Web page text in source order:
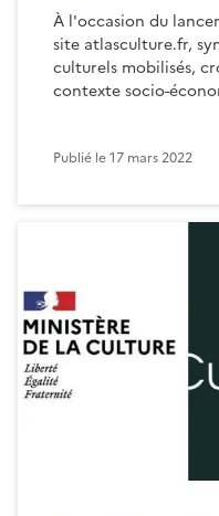
À l'occasion du
site atlasculture.fr,
culturels mobilisés,
contexte socio-
Publié le17 mars 2022